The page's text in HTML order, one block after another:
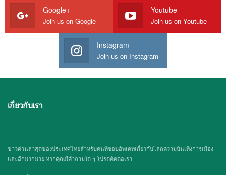
Google+
Join us on Google
Youtube
Join us on Youtube
Instagram
Join us on Instagram
เกี่ยวกับเรา
ข่าวด่วนล่าสุดของประเทศไทยสำหรับคนที่ชอบอัพเดทเกี่ยวกับโลกความบันเทิงการเมือง
และอีกมากมาย หากคุณมีคำถามใด ๆ โปรดติดต่อเรา